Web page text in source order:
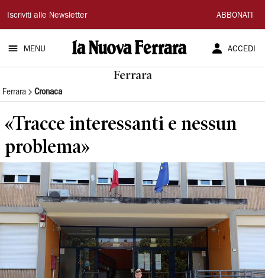
La
Nuova
Ferrara
Iscriviti alle Newsletter ABBONATI
MENU ACCEDI
Ferrara
Ferrara Cronaca
«Tracce interessanti e nessun
problema»